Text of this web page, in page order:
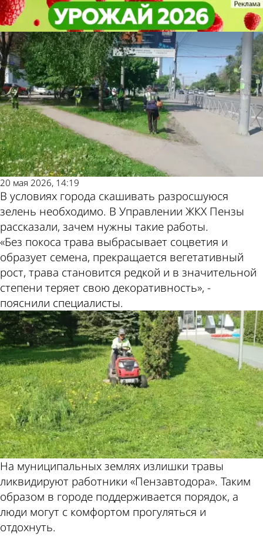
В управлении ЖКХ объяснили,
зачем косят траву
Общество
20 мая 2026, 14:19
В условиях города скашивать разросшуюся
зелень необходимо. В Управлении ЖКХ Пензы
рассказали, зачем нужны такие работы.
«Без покоса трава выбрасывает соцветия и
образует семена, прекращается вегетативный
рост, трава становится редкой и в значительной
степени теряет свою декоративность», -
пояснили специалисты.
На муниципальных землях излишки травы
ликвидируют работники «Пензавтодора». Таким
образом в городе поддерживается порядок, а
люди могут с комфортом прогуляться и
отдохнуть.
В управлении ЖКХ объяснили,
зачем косят траву
Общество
Последние
новости
Погода и курсы
валют в Пензе